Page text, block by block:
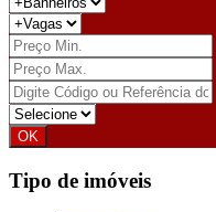
Tipo de imóveis